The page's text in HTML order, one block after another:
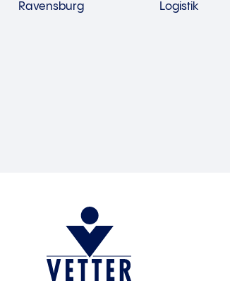
Ravensburg Logistik